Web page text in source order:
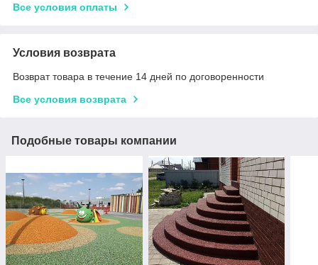
Все условия оплаты
Условия возврата
Возврат товара в течение 14 дней по договоренности
Все условия возврата
Подобные товары компании